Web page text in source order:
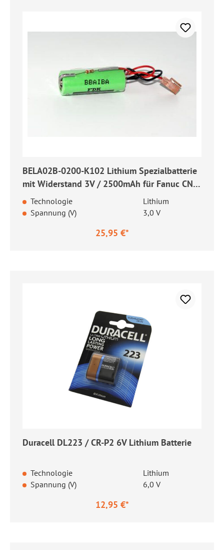
BELA02B-0200-K102 Lithium Spezialbatterie
mit Widerstand 3V / 2500mAh für Fanuc CNC
Steuerung
Technologie
Lithium
Spannung (V)
3,0 V
25,95 €*
Duracell DL223 / CR-P2 6V Lithium Batterie
Technologie
Lithium
Spannung (V)
6,0 V
12,95 €*